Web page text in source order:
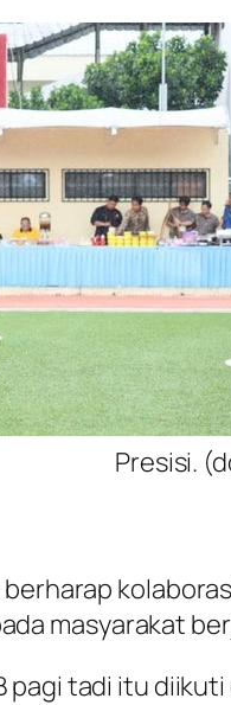
Presisi.
masyarakat
pagi tadi itu